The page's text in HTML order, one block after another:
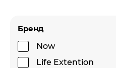
Бренд
Now
Life Extention